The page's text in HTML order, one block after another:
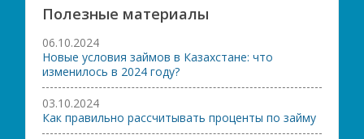
Полезные материалы
06.10.2024
Новые условия займов в Казахстане: что
изменилось в 2024 году?
03.10.2024
Как правильно рассчитывать проценты по займу